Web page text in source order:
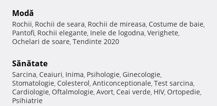
Modă
Rochii, Rochii de seara, Rochii de mireasa, Costume de baie,
Pantofi, Rochii elegante, Inele de logodna, Verighete,
Ochelari de soare, Tendinte 2020
Sănătate
Sarcina, Ceaiuri, Inima, Psihologie, Ginecologie,
Stomatologie, Colesterol, Anticonceptionale, Test sarcina,
Cardiologie, Oftalmologie, Avort, Ceai verde, HIV, Ortopedie,
Psihiatrie